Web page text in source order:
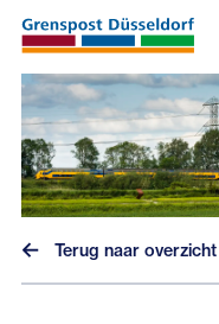
Terug naar overzicht